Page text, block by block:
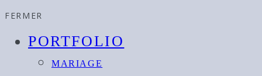
FERMER
PORTFOLIO
MARIAGE